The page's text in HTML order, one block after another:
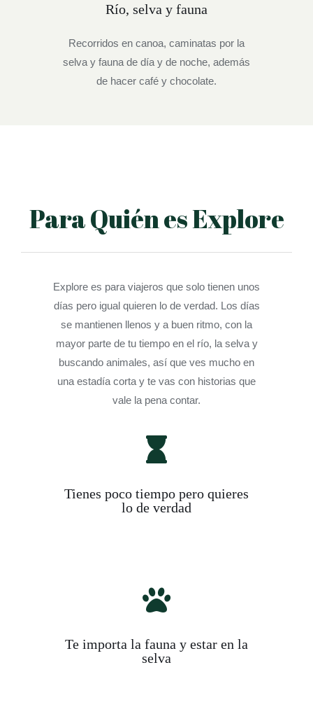
Río, selva y fauna
Recorridos en canoa, caminatas por la
selva y fauna de día y de noche, además
de hacer café y chocolate.
Para Quién es Explore
Explore es para viajeros que solo tienen unos
días pero igual quieren lo de verdad. Los días
se mantienen llenos y a buen ritmo, con la
mayor parte de tu tiempo en el río, la selva y
buscando animales, así que ves mucho en
una estadía corta y te vas con historias que
vale la pena contar.
Tienes poco tiempo pero quieres
lo de verdad
Te importa la fauna y estar en la
selva